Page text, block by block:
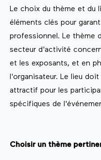
Le choix du thème et du
éléments clés pour
professionnel. Le thème
secteur d'activité
et les exposants, et en
l'organisateur. Le lieu
attractif pour les
spécifiques de
Choisir un thème